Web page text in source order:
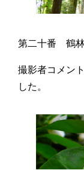
第二十番 鶴林
撮影者コメン
した。